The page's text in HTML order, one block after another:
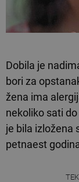
Dobila je
bori za
žena ima
nekoliko sati
je bila izložena
petnaest